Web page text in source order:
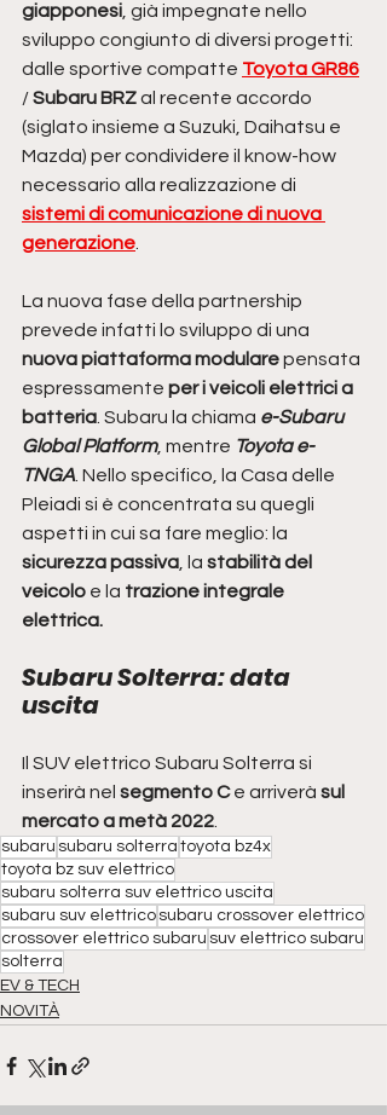
giapponesi, già impegnate nello
sviluppo congiunto di diversi progetti:
dalle sportive compatte Toyota GR86
/ Subaru BRZ al recente accordo
(siglato insieme a Suzuki, Daihatsu e
Mazda) per condividere il know-how
necessario alla realizzazione di
sistemi di comunicazione di nuova
generazione.
La nuova fase della partnership
prevede infatti lo sviluppo di una
nuova piattaforma modulare pensata
espressamente per i veicoli elettrici a
batteria. Subaru la chiama e-Subaru
Global Platform, mentre Toyota e-
TNGA. Nello specifico, la Casa delle
Pleiadi si è concentrata su quegli
aspetti in cui sa fare meglio: la
sicurezza passiva, la stabilità del
veicolo e la trazione integrale
elettrica.
Subaru Solterra: data
uscita
Il SUV elettrico Subaru Solterra si
inserirà nel segmento C e arriverà sul
mercato a metà 2022.
subaru subaru solterra toyota bz4x
toyota bz suv elettrico
subaru solterra suv elettrico uscita
subaru suv elettrico subaru crossover elettrico
crossover elettrico subaru suv elettrico subaru
solterra
EV & TECH
NOVITÀ